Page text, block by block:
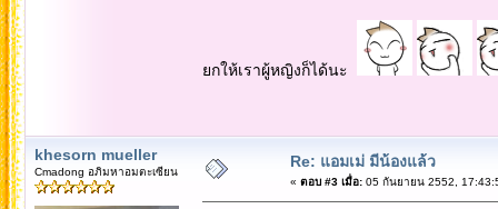
ยกให้เราผู้หญิงก็ได้นะ
khesorn mueller
Cmadong อภิมหาอมตะเซียน
Re: แอมเม่ มีน้องแล้ว
« ตอบ #3 เมื่อ:05 กันยายน 2552,